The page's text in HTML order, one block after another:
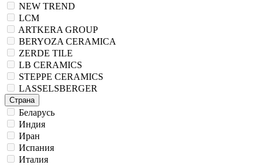
NEW TREND
LCM
ARTKERA GROUP
BERYOZA CERAMICA
ZERDE TILE
LB CERAMICS
STEPPE CERAMICS
LASSELSBERGER
Страна
Беларусь
Индия
Иран
Испания
Италия